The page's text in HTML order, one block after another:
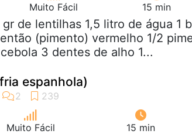
Muito Fácil 15 min
de lentilhas 1,5 litro de água 1
(pimento) vermelho 1/2
3 dentes de alho 1...
espanhola)
Muito Fácil 15 min